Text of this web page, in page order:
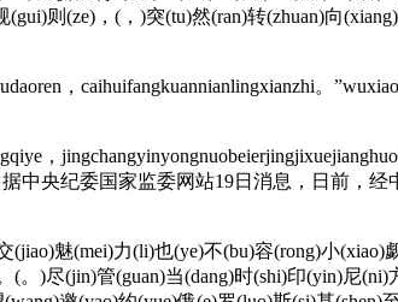
则(ze)，(，)突(tu)然(ran)转(zhuan)向
，caihuifangkuannianlingxianzhi。
，
中央纪委国家监委网站19日消息，日前，
魅(mei)力(li)也(ye)不(bu)容(rong)小(xiao)
)尽(jin)管(guan)当(dang)时(shi)印(yin)尼(ni)